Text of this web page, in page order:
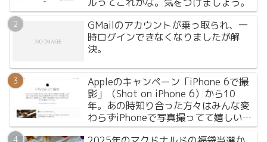
GMailのアカウントが乗っ取られ、一
時ログインできなくなりましたが解
決。
Appleのキャンペーン「iPhone 6で撮
影」（Shot on iPhone 6）から10
年。あの時知り合った方々はみんな変
わらずiPhoneで写真撮ってて嬉しいで
す。